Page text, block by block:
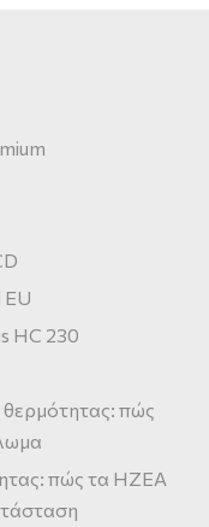
EU
HC 230
θερμότητας: πώς
πώς τα HZEA